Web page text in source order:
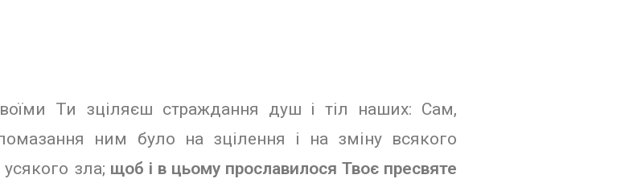
Ти зціляєш страждання душ і тіл наших: Сам,
ним було на зцілення і на зміну всякого
зла; щоб і в цьому прославилося Твоє пресвяте